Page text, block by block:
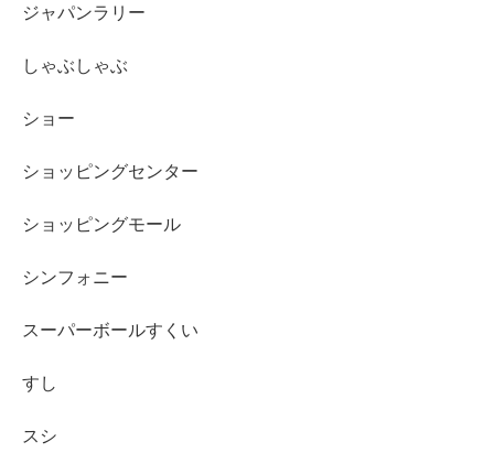
ジャパンラリー
しゃぶしゃぶ
ショー
ショッピングセンター
ショッピングモール
シンフォニー
スーパーボールすくい
すし
スシ